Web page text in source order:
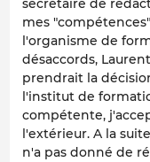
secrétaire de
mes
l'organisme de
désaccords,
prendrait la
l'institut de
compétente,
l'extérieur. A la
n'a pas donné de